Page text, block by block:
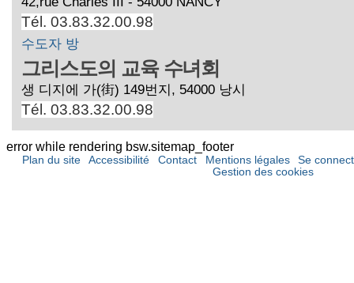
Tél. 03.83.32.00.98
수도자 방
그리스도의 교육 수녀회
생 디지에 가(街) 149번지, 54000 낭시
Tél. 03.83.32.00.98
error while rendering bsw.sitemap_footer
Plan du site Accessibilité Contact Mentions légales
Se
Gestion des cookies